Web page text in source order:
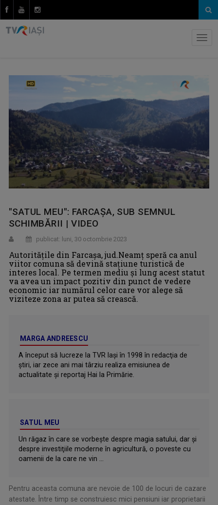
"SATUL MEU": FARCAȘA, SUB SEMNUL
SCHIMBĂRII | VIDEO
publicat: luni, 30 octombrie 2023
Autorităţile din Farcaşa, jud.Neamţ speră ca anul
viitor comuna să devină staţiune turistică de
interes local. Pe termen mediu şi lung acest statut
va avea un impact pozitiv din punct de vedere
economic iar numărul celor care vor alege să
viziteze zona ar putea să crească.
MARGA ANDREESCU
A început să lucreze la TVR Iaşi în 1998 în redacţia de
ştiri, iar zece ani mai târziu realiza emisiunea de
actualitate şi reportaj Hai la Primărie.
SATUL MEU
Un răgaz în care se vorbeşte despre magia satului, dar şi
despre investiţiile moderne în agricultură, o poveste cu
oamenii de la care ne vin ...
Pentru aceasta comuna are nevoie de 100 de locuri de cazare
atestate. Între timp se construiesc mici pensiuni iar proprietarii